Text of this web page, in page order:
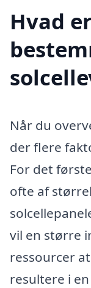
Hvad
Når du
der flere
For det
ofte af
vil en større
ressourcer
resultere i